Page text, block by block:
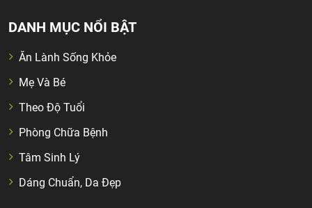
DANH MỤC NỔI BẬT
Ăn Lành Sống Khỏe
Mẹ Và Bé
Theo Độ Tuổi
Phòng Chữa Bệnh
Tâm Sinh Lý
Dáng Chuẩn, Da Đẹp